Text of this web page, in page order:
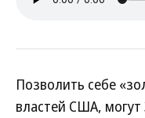
Позволить себе
властей США,